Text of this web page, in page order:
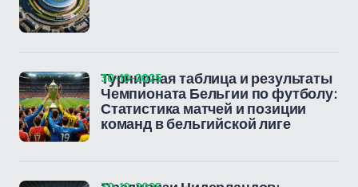
Турнирная таблица и результаты
Чемпионата Бельгии по футболу:
Статистика матчей и позиции
команд в бельгийской лиге
30-10-2025